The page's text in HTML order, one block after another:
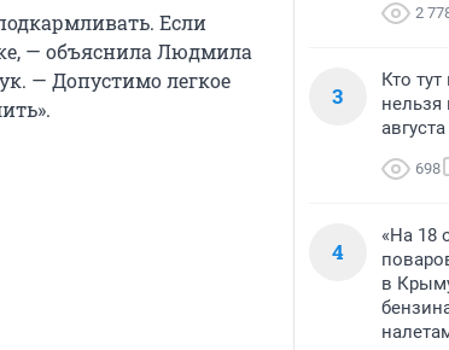
Если
— объяснила Людмила
— Допустимо легкое
2
3
Кто
нельзя
августа
698
4
«На 18
в